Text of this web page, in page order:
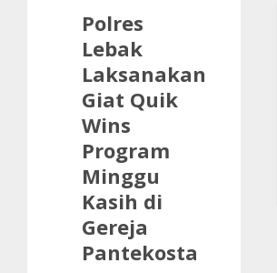
Polres
Lebak
Laksanakan
Giat Quik
Wins
Program
Minggu
Kasih di
Gereja
Pantekosta